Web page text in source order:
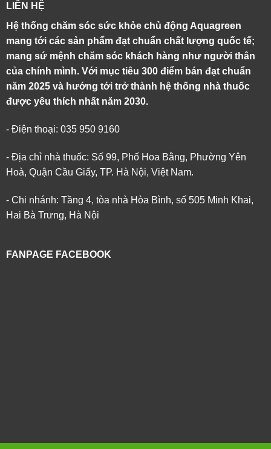
LIÊN HỆ
Hệ thống chăm sóc sức khỏe chủ động Aquagreen
mang tới các sản phẩm đạt chuẩn chất lượng quốc tế;
mang sứ mệnh chăm sóc khách hàng như người thân
của chính mình. Với mục tiêu 300 điểm bán đạt chuẩn
năm 2025 và hướng tới trở thành hệ thống nhà thuốc
được yêu thích nhất năm 2030.
- Điện thoại: 035 950 9160
- Địa chỉ nhà thuốc: Số 99, Phố Hoa Bằng, Phường Yên
Hoà, Quận Cầu Giấy, TP. Hà Nội, Việt Nam.
- Chi nhánh: Tầng 4, tòa nhà Hòa Bình, số 505 Minh Khai,
Hai Bà Trưng, Hà Nội
FANPAGE FACEBOOK